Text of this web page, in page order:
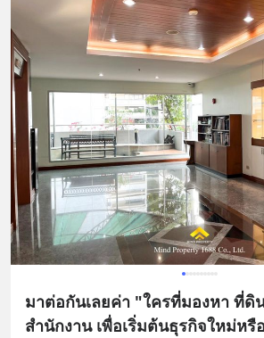
มาต่อกันเลยค่า "ใครที่มองหา ที่ดิ
สำนักงาน เพื่อเริ่มต้นธุรกิจใหม่หรื